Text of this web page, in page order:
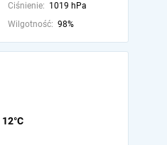
Ciśnienie: 1019 hPa
Wilgotność: 98%
12°C